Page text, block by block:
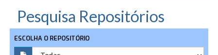
Pesquisa Repositórios
ESCOLHA O REPOSITÓRIO